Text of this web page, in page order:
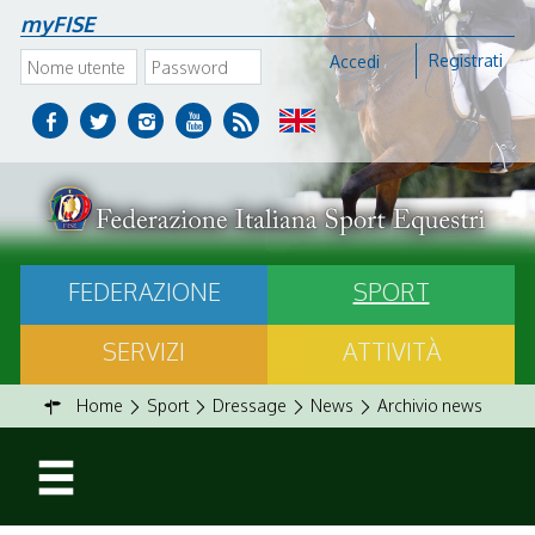
myFISE
Accedi Registrati
FEDERAZIONE
SPORT
SERVIZI
ATTIVITÀ
Home Sport Dressage News Archivio news